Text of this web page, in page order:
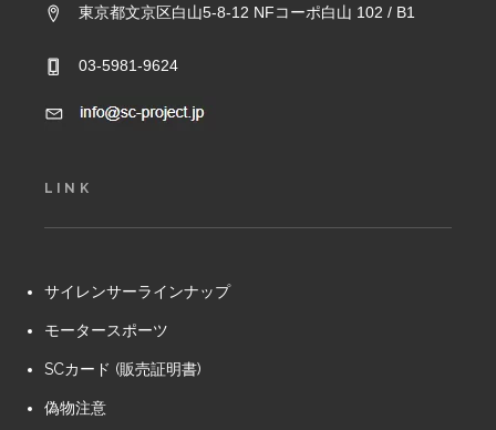
東京都文京区白山5-8-12 NFコーポ白山 102 / B1
03-5981-9624
LINK
サイレンサーラインナップ
モータースポーツ
SCカード (販売証明書)
偽物注意